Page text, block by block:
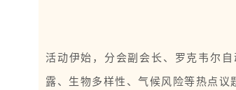
活动伊始，分会副会长、罗克韦尔
露、生物多样性、气候风险等热点议